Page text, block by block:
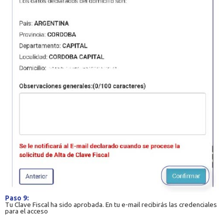
Paso 9:
Tu Clave Fiscal ha sido aprobada. En tu e-mail recibirás las credenciales
para el acceso